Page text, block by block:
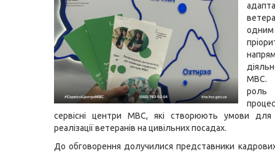
МВС.
сервісні центри МВС, які створюють умови для
реалізації ветеранів на цивільних посадах.
До обговорення долучилися представники кадрових